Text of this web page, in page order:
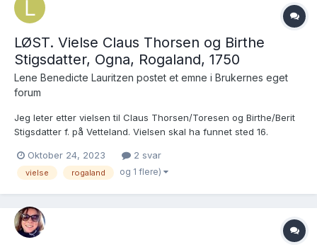
LØST. Vielse Claus Thorsen og Birthe
Stigsdatter, Ogna, Rogaland, 1750
Lene Benedicte Lauritzen postet et emne i Brukernes eget
forum
Jeg leter etter vielsen til Claus Thorsen/Toresen og Birthe/Berit
Stigsdatter f. på Vetteland. Vielsen skal ha funnet sted 16.
Noen som kan hjelpe meg å se?
https://www.familysearch.org/ark:/61903/1:1:NW6N-YH4?
Oktober 24, 2023 2 svar
vielse rogaland og 1 flere)